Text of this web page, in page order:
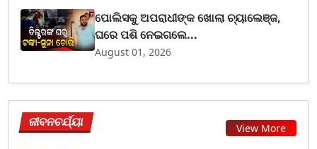
ପୋଲିସକୁ ଅପରାଧୀଙ୍କ ଖୋଲା ଚ୍ୟାଲେଞ୍ଜ,
ଘରେ ପଶି ନେଇଗଲେ...
August 01, 2026
ଜୀବନଚର୍ଯ୍ୟା View More